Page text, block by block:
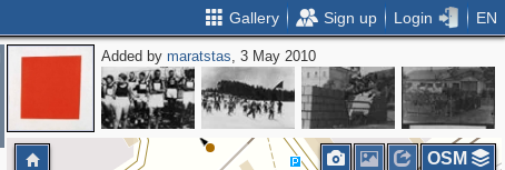
Gallery Sign up Login EN
Added bymaratstas, 3 May 2010
2
2
OSM